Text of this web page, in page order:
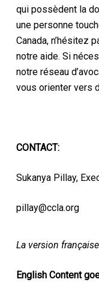
qui possèdent la
une personne
Canada, n’hésitez
notre aide. Si
notre réseau
vous orienter vers
CONTACT:
Sukanya Pillay,
pillay@ccla.org
La version
English Content